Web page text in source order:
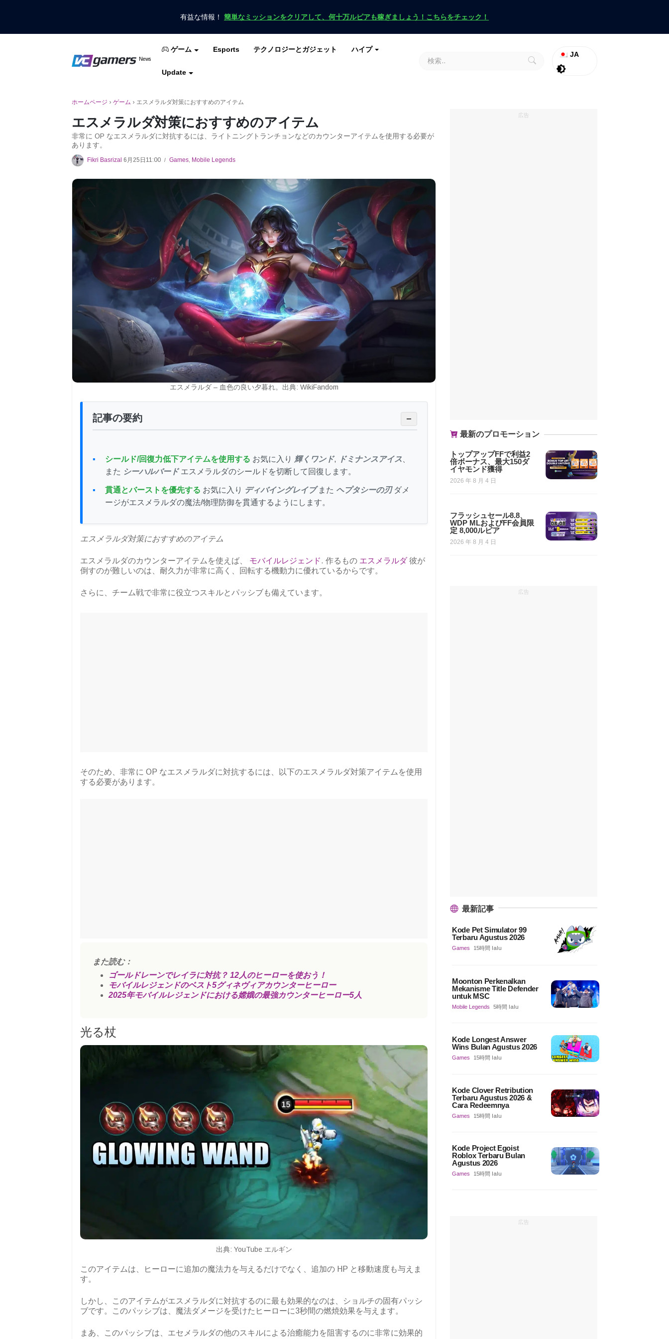
有益な情報！ 簡単なミッションをクリアして、何十万ルピアも稼ぎましょう！こちらをチェック！
VCGamers ニュース
News
VCGamersだけで最新のゲームニュースを入手
ゲーム Esports テクノロジーとガジェット ハイプ
Update
JA
フリーファイア ヴァロラント
ホームページ › ゲーム › エスメラルダ対策におすすめのアイテム
エスメラルダ対策におすすめのアイテム
非常に OP なエスメラルダに対抗するには、ライトニングトランチョンなどのカウンターアイテムを使用する必要が
あります。
Fikri Basrizal 6月25日11:00 / Games, Mobile Legends
エスメラルダ – 血色の良い夕暮れ。出典: WikiFandom
記事の要約 −
シールド/回復力低下アイテムを使用する お気に入り 輝くワンド, ドミナンスアイス
また シーハルバードエスメラルダのシールドを切断して回復します。
貫通とバーストを優先する お気に入り ディバイングレイブまた ヘプタシーの刃ダメ
ージがエスメラルダの魔法/物理防御を貫通するようにします。
エスメラルダ対策におすすめのアイテム
エスメラルダのカウンターアイテムを使えば、 モバイルレジェンド. 作るもの エスメラルダ彼が
倒すのが難しいのは、耐久力が非常に高く、回転する機動力に優れているからです。
さらに、チーム戦で非常に役立つスキルとパッシブも備えています。
そのため、非常に OP なエスメラルダに対抗するには、以下のエスメラルダ対策アイテムを使用
する必要があります。
また読む：
ゴールドレーンでレイラに対抗？ 12人のヒーローを使おう！
モバイルレジェンドのベスト5グィネヴィアカウンターヒーロー
2025年モバイルレジェンドにおける嫦娥の最強カウンターヒーロー5人
光る杖
出典: YouTube エルギン
このアイテムは、ヒーローに追加の魔法力を与えるだけでなく、追加の HP と移動速度も与えま
す。
しかし、このアイテムがエスメラルダに対抗するのに最も効果的なのは、ショルチの固有パッシ
ブです。このパッシブは、魔法ダメージを受けたヒーローに3秒間の燃焼効果を与えます。
まあ、このパッシブは、エセメラルダの他のスキルによる治癒能力を阻害するのに非常に効果的
広告
最新のプロモーション
トップアップFFで利益2
倍ボーナス、最大150ダ
イヤモンド獲得
2026 年 8 月 4 日
フラッシュセール8.8、
WDP MLおよびFF会員限
定 8,000ルピア
2026 年 8 月 4 日
広告
最新記事
Kode Pet Simulator 99
Terbaru Agustus 2026
Games 15時間 lalu
Moonton Perkenalkan
Mekanisme Title Defender
untuk MSC
Mobile Legends 5時間 lalu
Kode Longest Answer
Wins Bulan Agustus 2026
Games 15時間 lalu
Kode Clover Retribution
Terbaru Agustus 2026 &
Cara Redeemnya
Games 15時間 lalu
Kode Project Egoist
Roblox Terbaru Bulan
Agustus 2026
Games 15時間 lalu
広告